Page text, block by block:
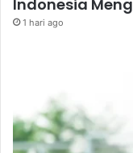
Indonesia
1 hari ago